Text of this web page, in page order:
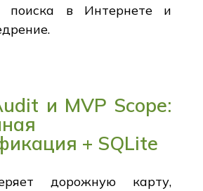
поиска в Интернете и
и MVP Scope:
+ SQLite
дорожную карту,